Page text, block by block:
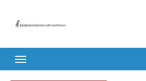
Inhalt